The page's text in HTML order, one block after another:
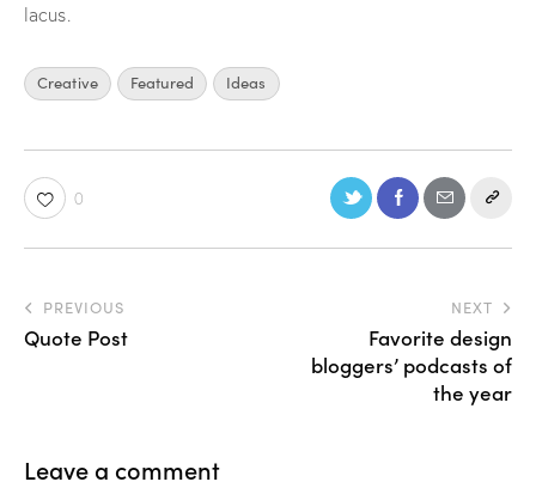
lacus.
Creative Featured Ideas
0
PREVIOUS
Quote Post
NEXT
Favorite design
bloggers’ podcasts of
the year
Leave a comment